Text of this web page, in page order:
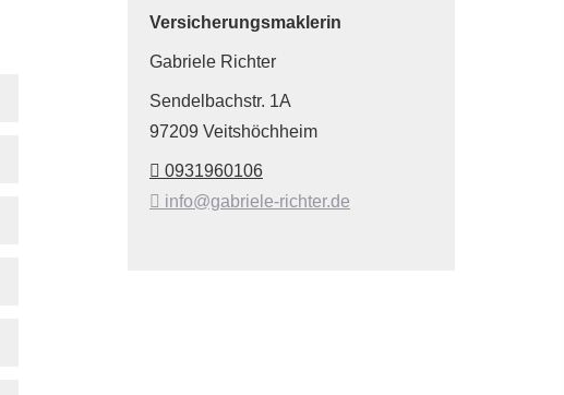
Ver­sicherungs­maklerin
Gabriele Richter
Sendelbachstr. 1A
97209 Veitshöchheim
0931960106
info@gabriele-richter.de